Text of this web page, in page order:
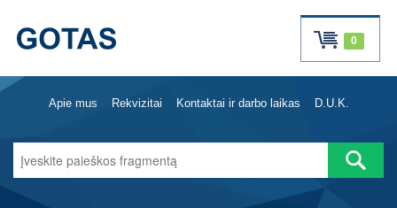
0
Apie mus Rekvizitai Kontaktai ir darbo laikas D.U.K.